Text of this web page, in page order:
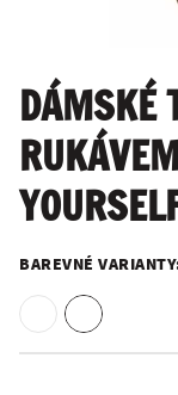
DÁMSKÉ
BAREVNÉ